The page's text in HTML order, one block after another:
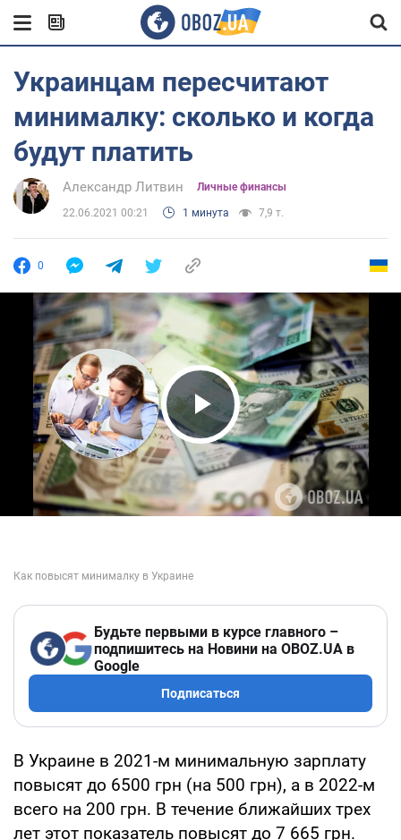
Украинцам пересчитают
минималку: сколько и когда
будут платить
Александр Литвин Личные финансы
22.06.2021 00:21 1 минута 7,9 т.
0
Play Video
Будьте первыми в курсе главного –
подпишитесь на Новини на OBOZ.UA в
Google
Подписаться
В Украине в 2021-м минимальную зарплату
повысят до 6500 грн (на 500 грн), а в 2022-м
всего на 200 грн. В течение ближайших трех
лет этот показатель повысят до 7 665 грн.